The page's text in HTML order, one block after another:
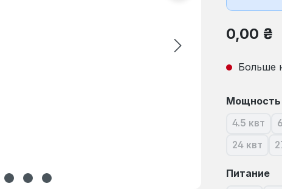
Обычная
0,00 ₴
Больше
Выберите
Мощность
4.5 квт
(В
24 квт
(В
Выберите
Питание